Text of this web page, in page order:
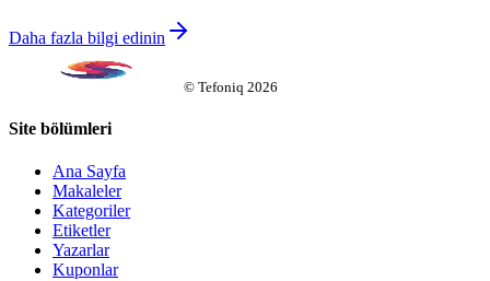
Daha fazla bilgi edinin
© Tefoniq 2026
Site bölümleri
Ana Sayfa
Makaleler
Kategoriler
Etiketler
Yazarlar
Kuponlar